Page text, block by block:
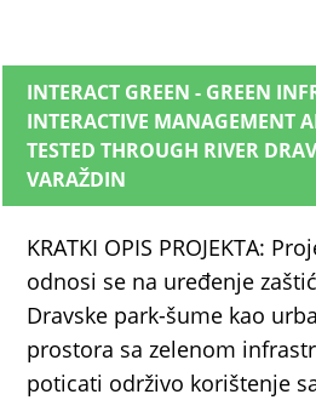
INTERACT GREEN - GREEN
INTERACTIVE MANAGEMENT
TESTED THROUGH RIVER
VARAŽDIN
KRATKI OPIS PROJEKTA:
odnosi se na uređenje
Dravske park-šume kao
prostora sa zelenom
poticati održivo korištenje